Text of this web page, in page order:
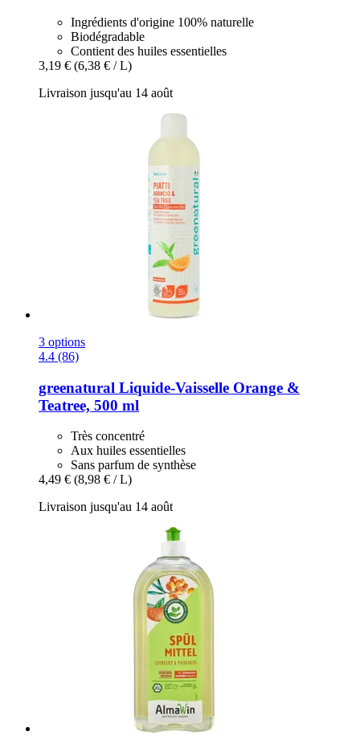
Ingrédients d'origine 100% naturelle
Biodégradable
Contient des huiles essentielles
3,19 € (6,38 € / L)
Livraison jusqu'au 14 août
3 options
4.4 (86)
greenatural Liquide-​Vaisselle Orange &
Teatree, 500 ml
Très concentré
Aux huiles essentielles
Sans parfum de synthèse
4,49 € (8,98 € / L)
Livraison jusqu'au 14 août